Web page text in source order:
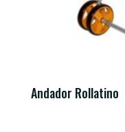
Andador Rollatino